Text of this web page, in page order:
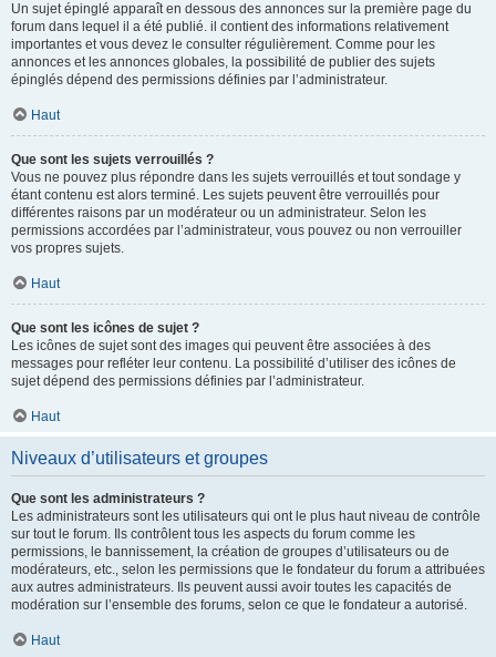
Un sujet épinglé apparaît en dessous des annonces sur la première page du
forum dans lequel il a été publié. il contient des informations relativement
importantes et vous devez le consulter régulièrement. Comme pour les
annonces et les annonces globales, la possibilité de publier des sujets
épinglés dépend des permissions définies par l’administrateur.
Haut
Que sont les sujets verrouillés ?
Vous ne pouvez plus répondre dans les sujets verrouillés et tout sondage y
étant contenu est alors terminé. Les sujets peuvent être verrouillés pour
différentes raisons par un modérateur ou un administrateur. Selon les
permissions accordées par l’administrateur, vous pouvez ou non verrouiller
vos propres sujets.
Haut
Que sont les icônes de sujet ?
Les icônes de sujet sont des images qui peuvent être associées à des
messages pour refléter leur contenu. La possibilité d’utiliser des icônes de
sujet dépend des permissions définies par l’administrateur.
Haut
Niveaux d’utilisateurs et groupes
Que sont les administrateurs ?
Les administrateurs sont les utilisateurs qui ont le plus haut niveau de contrôle
sur tout le forum. Ils contrôlent tous les aspects du forum comme les
permissions, le bannissement, la création de groupes d’utilisateurs ou de
modérateurs, etc., selon les permissions que le fondateur du forum a attribuées
aux autres administrateurs. Ils peuvent aussi avoir toutes les capacités de
modération sur l’ensemble des forums, selon ce que le fondateur a autorisé.
Haut